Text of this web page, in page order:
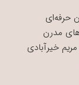
حرفه‌ای
مدرن
خیرآبادی